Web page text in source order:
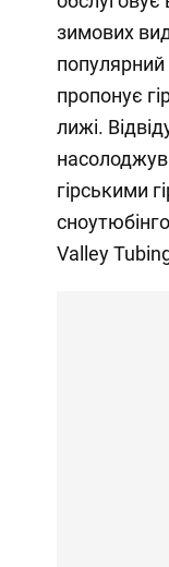
зимових
популярний
пропонує
лижі.
гірськими
Valley